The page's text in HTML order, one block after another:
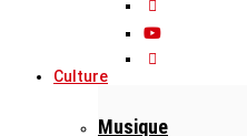
Culture
Musique